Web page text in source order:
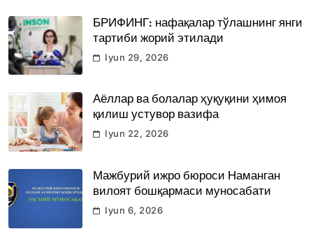
БРИФИНГ: нафақалар тўлашнинг янги
тартиби жорий этилади
Iyun 29, 2026
Аёллар ва болалар ҳуқуқини ҳимоя
қилиш устувор вазифа
Iyun 22, 2026
Мажбурий ижро бюроси Наманган
вилоят бошқармаси муносабати
Iyun 6, 2026